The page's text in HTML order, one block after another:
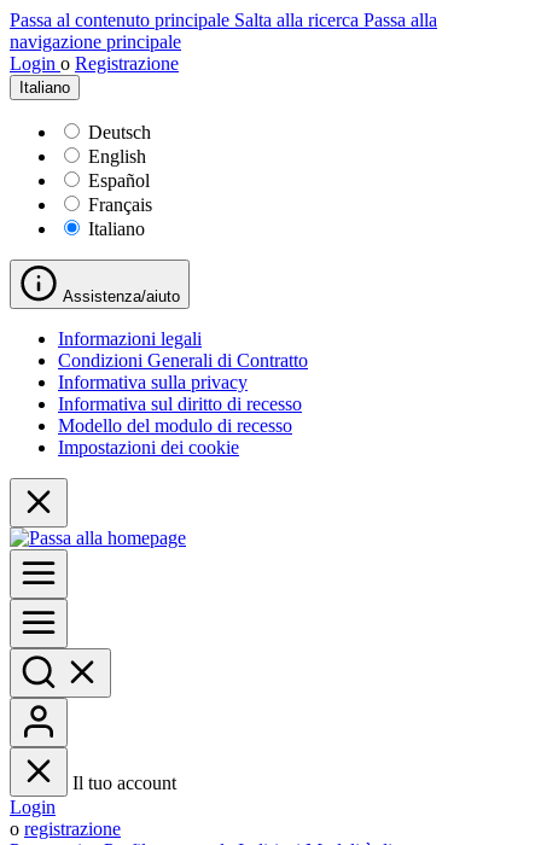
Passa al contenuto principale Salta alla ricerca Passa alla
navigazione principale
Login o Registrazione
Italiano
Deutsch
English
Español
Français
Italiano
Assistenza/aiuto
Informazioni legali
Condizioni Generali di Contratto
Informativa sulla privacy
Informativa sul diritto di recesso
Modello del modulo di recesso
Impostazioni dei cookie
Il tuo account
Login
o registrazione